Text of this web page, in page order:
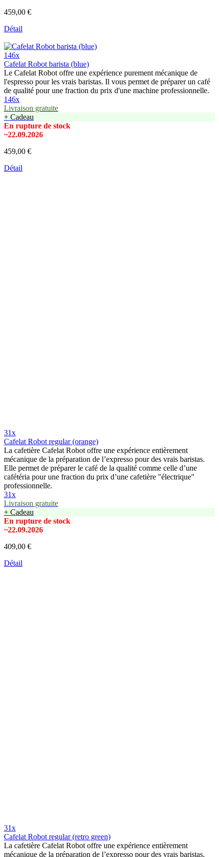
459,00 €
Détail
146x
Cafelat Robot barista (blue)
Le Cafelat Robot offre une expérience purement mécanique de
l'espresso pour les vrais baristas. Il vous permet de préparer un café
de qualité pour une fraction du prix d'une machine professionnelle.
146x
Livraison gratuite
+ Cadeau
En rupture de stock
~22.09.2026
459,00 €
Détail
31x
Cafelat Robot regular (orange)
La cafetière Cafelat Robot offre une expérience entièrement
mécanique de la préparation de l’expresso pour des vrais baristas.
Elle permet de préparer le café de la qualité comme celle d’une
cafétéria pour une fraction du prix d’une cafetière "électrique"
professionnelle.
31x
Livraison gratuite
+ Cadeau
En rupture de stock
~22.09.2026
409,00 €
Détail
31x
Cafelat Robot regular (retro green)
La cafetière Cafelat Robot offre une expérience entièrement
mécanique de la préparation de l’expresso pour des vrais baristas.